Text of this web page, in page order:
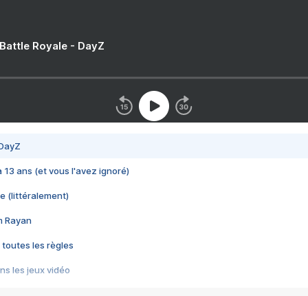
Royale - DayZ
13 ans (et vous l'avez ignoré)
(littéralement)
Rayan
toutes les règles
les jeux vidéo